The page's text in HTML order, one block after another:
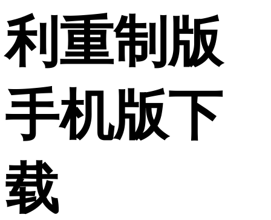
利重制版
手机版下
载